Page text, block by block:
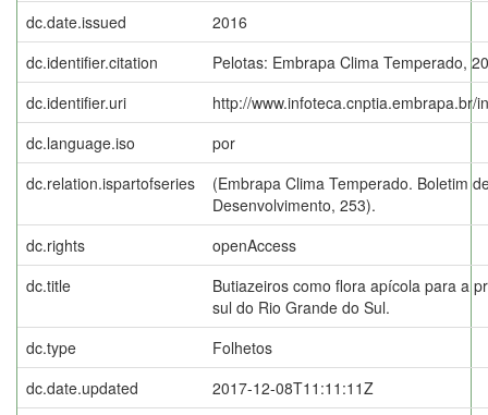
dc.date.issued
2016
dc.identifier.citation
Pelotas: Embrapa Clima Temperado,
dc.identifier.uri
http://www.infoteca.cnptia.embrapa.br/
dc.language.iso
por
dc.relation.ispartofseries
(Embrapa Clima Temperado. Boletim
Desenvolvimento, 253).
dc.rights
openAccess
dc.title
Butiazeiros como flora apícola para a
sul do Rio Grande do Sul.
dc.type
Folhetos
dc.date.updated
2017-12-08T11:11:11Z